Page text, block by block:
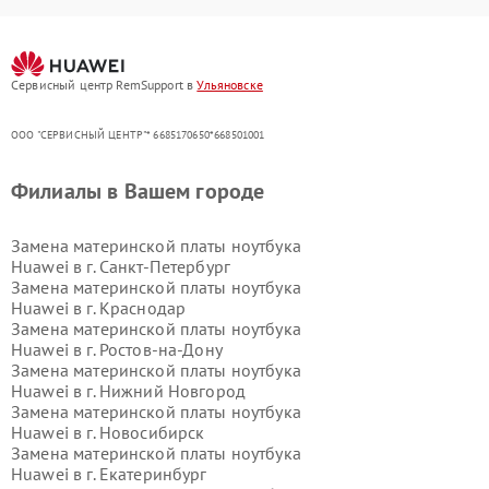
Сервисный центр RemSupport вУльяновске
ООО "СЕРВИСНЫЙ ЦЕНТР"* 6685170650*668501001
Филиалы в Вашем городе
Замена материнской платы ноутбука
Huawei в г. Санкт-Петербург
Замена материнской платы ноутбука
Huawei в г. Краснодар
Замена материнской платы ноутбука
Huawei в г. Ростов-на-Дону
Замена материнской платы ноутбука
Huawei в г. Нижний Новгород
Замена материнской платы ноутбука
Huawei в г. Новосибирск
Замена материнской платы ноутбука
Huawei в г. Екатеринбург